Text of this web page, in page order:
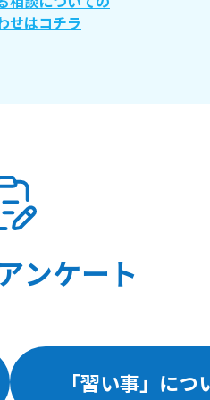
せはコチラ
ンケート
「習い事」につ